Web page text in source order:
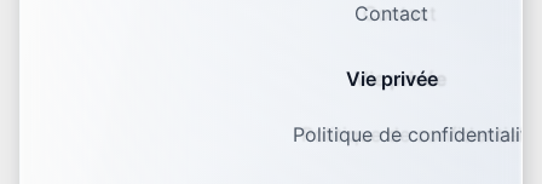
Contact
Vie privée
Politique de confidentialité